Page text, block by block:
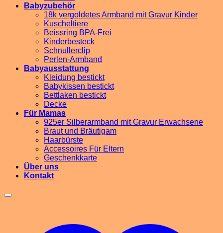
Babyzubehör
18k vergoldetes Armband mit Gravur Kinder
Kuscheltiere
Beissring BPA-Frei
Kinderbesteck
Schnullerclip
Perlen-Armband
Babyausstattung
Kleidung bestickt
Babykissen bestickt
Bettlaken bestickt
Decke
Für Mamas
925er Silberarmband mit Gravur Erwachsene
Braut und Bräutigam
Haarbürste
Accessoires Für Eltern
Geschenkkarte
Über uns
Kontakt